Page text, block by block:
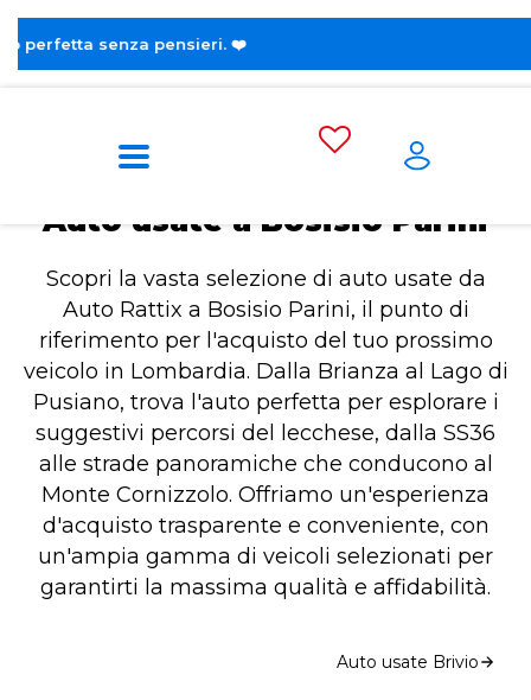
Home Auto usate a Bosisio Parini
Auto usate a Bosisio Parini
Scopri la vasta selezione di auto usate da
Auto Rattix a Bosisio Parini, il punto di
riferimento per l'acquisto del tuo prossimo
veicolo in Lombardia. Dalla Brianza al Lago di
Pusiano, trova l'auto perfetta per esplorare i
suggestivi percorsi del lecchese, dalla SS36
alle strade panoramiche che conducono al
Monte Cornizzolo. Offriamo un'esperienza
d'acquisto trasparente e conveniente, con
un'ampia gamma di veicoli selezionati per
garantirti la massima qualità e affidabilità.
Auto usate Brivio